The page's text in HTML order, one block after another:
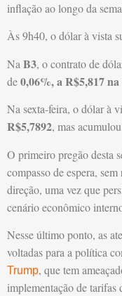
inflação ao longo da
Às 9h40, o dólar à vista
Na B3, o contrato de
de0,06%, a R$5,817 na
Na sexta-feira, o dólar à
R$5,7892, mas
O primeiro pregão desta
compasso de espera,
direção, uma vez que
cenário econômico
Nesse último ponto, as
voltadas para a política
Trump, que tem
implementação de tarifas